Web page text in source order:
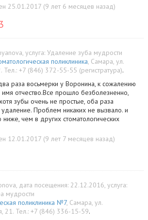
25.01.2017 (9 лет 6 месяцев назад)
3
, услуга: Удаление зуба мудрости
поликлиника, Самара, ул.
. Тел.: +7 (846) 372-55-55 (регистратура).
раза восьмерки у Воронина, к сожалению
отчество.Все прошло безболезненно,
зубы очень не простые, оба раза
Проблем никаких не вызвало. и
чем в других стоматологических
12.01.2017 (9 лет 7 месяцев назад)
, дата посещения: 22.12.2016, услуга:
мудрости
поликлиника №7, Самара, ул.
21. Тел.: +7 (846) 336-15-59.